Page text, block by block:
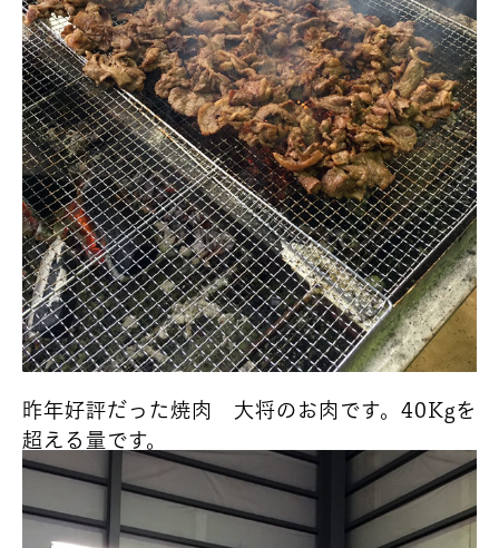
昨年好評だった焼肉 大将のお肉です。40Kgを
超える量です。